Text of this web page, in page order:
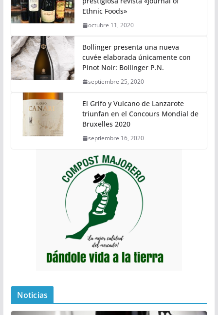
Ethnic Foods»
octubre 11, 2020
Bollinger presenta una nueva
cuvée elaborada únicamente con
Pinot Noir: Bollinger P.N.
septiembre 25, 2020
El Grifo y Vulcano de Lanzarote
triunfan en el Concours Mondial de
Bruxelles 2020
septiembre 16, 2020
Noticias